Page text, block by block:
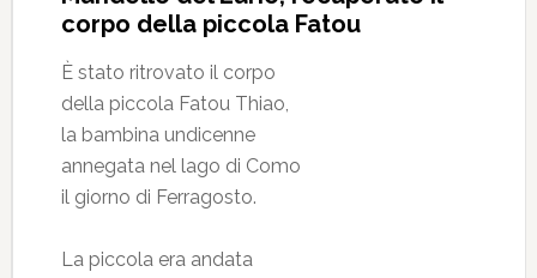
corpo della piccola Fatou
È stato ritrovato il corpo
della piccola Fatou Thiao,
la bambina undicenne
annegata nel lago di Como
il giorno di Ferragosto.
La piccola era andata